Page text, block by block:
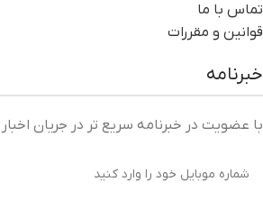
تماس با ما
قوانین و مقررات
خبرنامه
با عضویت در خبرنامه سریع تر در جریان اخبار